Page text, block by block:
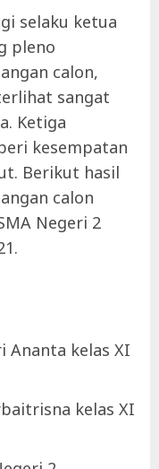
selaku ketua
pleno
calon,
sangat
Ketiga
kesempatan
Berikut hasil
calon
Negeri 2
Ananta kelas XI
kelas XI